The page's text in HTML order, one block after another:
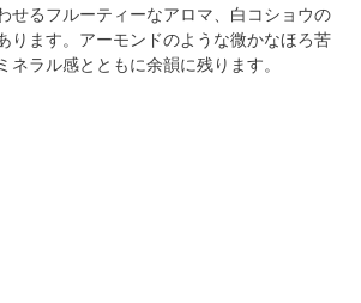
せるフルーティーなアロマ、白コショウの
ります。アーモンドのような微かなほろ苦
ネラル感とともに余韻に残ります。